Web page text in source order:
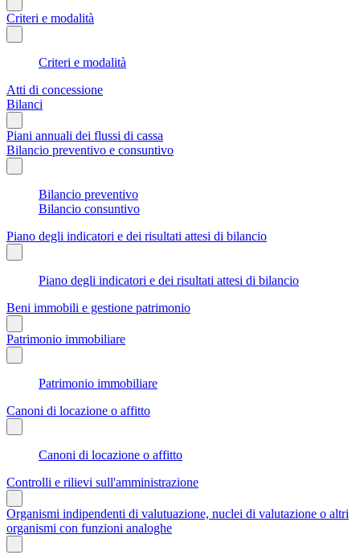
Criteri e modalità
Criteri e modalità
Atti di concessione
Bilanci
Piani annuali dei flussi di cassa
Bilancio preventivo e consuntivo
Bilancio preventivo
Bilancio consuntivo
Piano degli indicatori e dei risultati attesi di bilancio
Piano degli indicatori e dei risultati attesi di bilancio
Beni immobili e gestione patrimonio
Patrimonio immobiliare
Patrimonio immobiliare
Canoni di locazione o affitto
Canoni di locazione o affitto
Controlli e rilievi sull'amministrazione
Organismi indipendenti di valutuazione, nuclei di valutazione o altri
organismi con funzioni analoghe